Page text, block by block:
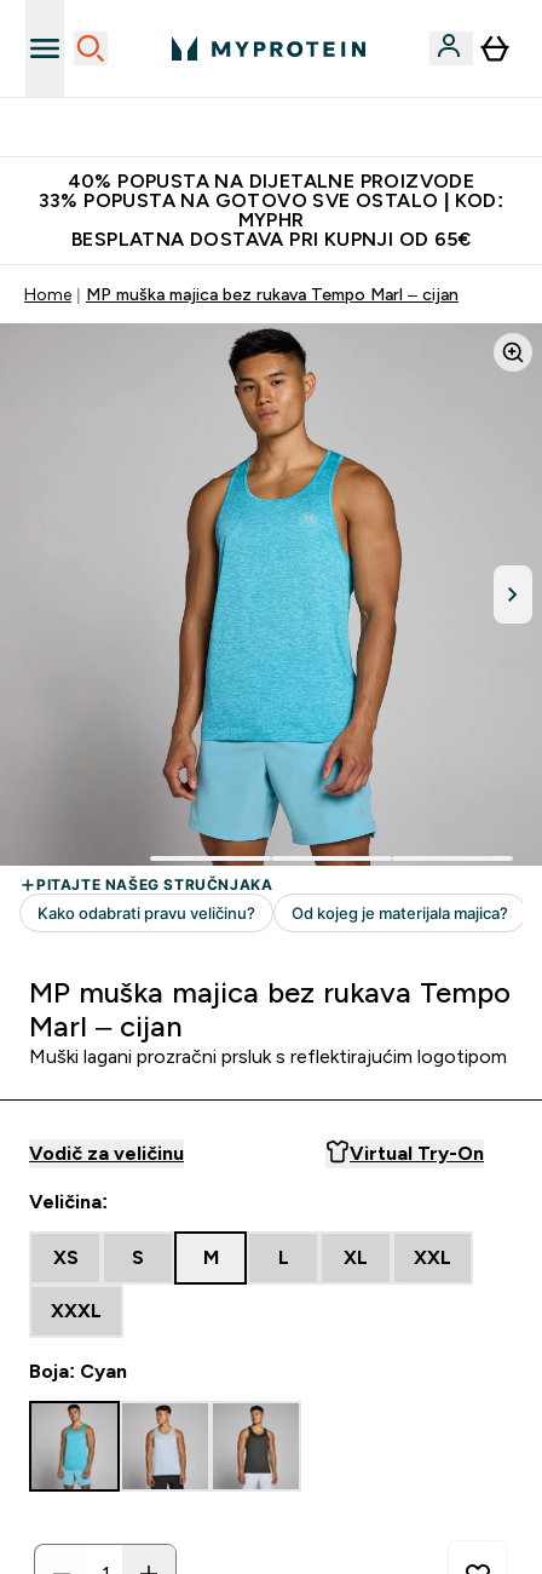
40% POPUSTA NA DIJETALNE PROIZVODE
33% POPUSTA NA GOTOVO SVE OSTALO | KOD:
MYPHR
BESPLATNA DOSTAVA PRI KUPNJI OD 65€
Home MP muška majica bez rukava Tempo Marl – cijan
MP muška majica bez rukava Tempo
Marl – cijan
Muški lagani prozračni prsluk s reflektirajućim logotipom
Vodič za veličinu Virtual Try-On
Veličina:
XS S M L XL XXL
XXXL
Boja: Cyan